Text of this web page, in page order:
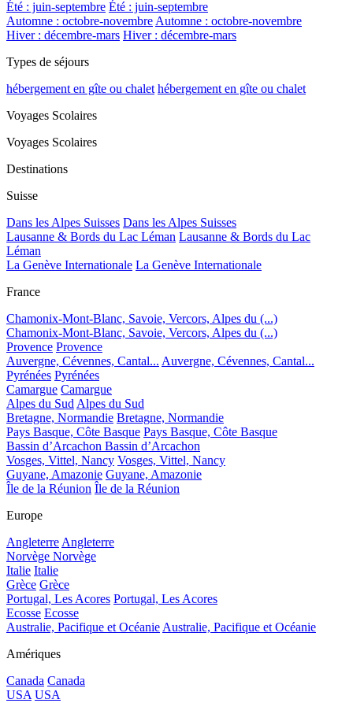
Été : juin-septembre Été : juin-septembre
Automne : octobre-novembre Automne : octobre-novembre
Hiver : décembre-mars Hiver : décembre-mars
Types de séjours
hébergement en gîte ou chalet hébergement en gîte ou chalet
Voyages Scolaires
Voyages Scolaires
Destinations
Suisse
Dans les Alpes Suisses Dans les Alpes Suisses
Lausanne & Bords du Lac Léman Lausanne & Bords du Lac
Léman
La Genève Internationale La Genève Internationale
France
Chamonix-Mont-Blanc, Savoie, Vercors, Alpes du (...)
Chamonix-Mont-Blanc, Savoie, Vercors, Alpes du (...)
Provence Provence
Auvergne, Cévennes, Cantal... Auvergne, Cévennes, Cantal...
Pyrénées Pyrénées
Camargue Camargue
Alpes du Sud Alpes du Sud
Bretagne, Normandie Bretagne, Normandie
Pays Basque, Côte Basque Pays Basque, Côte Basque
Bassin d’Arcachon Bassin d’Arcachon
Vosges, Vittel, Nancy Vosges, Vittel, Nancy
Guyane, Amazonie Guyane, Amazonie
Île de la Réunion Île de la Réunion
Europe
Angleterre Angleterre
Norvège Norvège
Italie Italie
Grèce Grèce
Portugal, Les Acores Portugal, Les Acores
Ecosse Ecosse
Australie, Pacifique et Océanie Australie, Pacifique et Océanie
Amériques
Canada Canada
USA USA